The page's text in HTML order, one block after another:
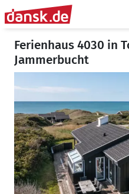
Ferienhaus 4030 in
Jammerbucht